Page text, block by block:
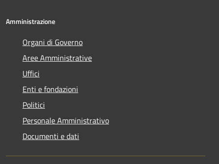
Amministrazione
Organi di Governo
Aree Amministrative
Uffici
Enti e fondazioni
Politici
Personale Amministrativo
Documenti e dati